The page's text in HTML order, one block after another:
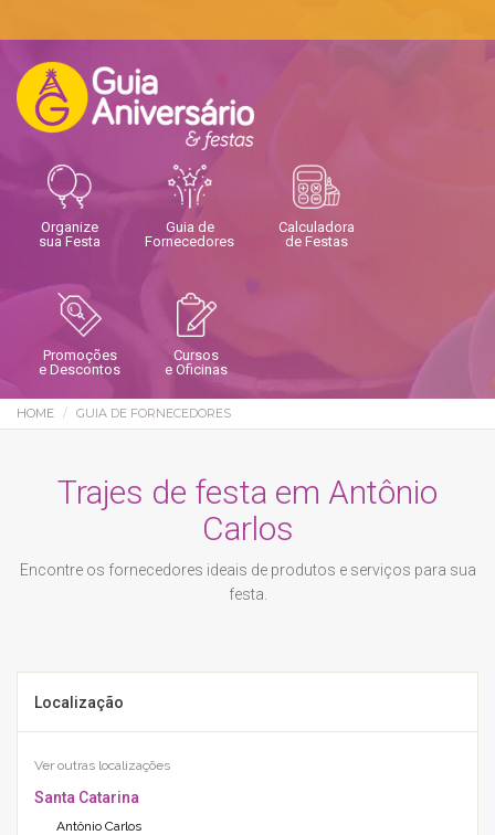
Organize
sua Festa
Guia de
Fornecedores
Calculadora
de Festas
Promoções
e Descontos
Cursos
e Oficinas
HOME GUIA DE FORNECEDORES
Trajes de festa em Antônio
Carlos
Encontre os fornecedores ideais de produtos e serviços para sua
festa.
Localização
Ver outras localizações
Santa Catarina
Antônio Carlos